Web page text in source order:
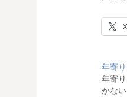
X
年寄り
年寄
かな